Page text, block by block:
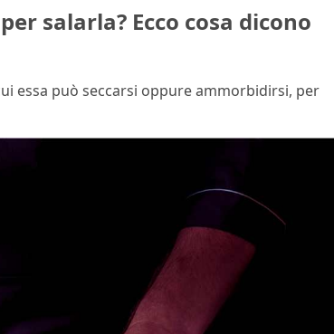
salarla? Ecco cosa dicono
essa può seccarsi oppure ammorbidirsi, per